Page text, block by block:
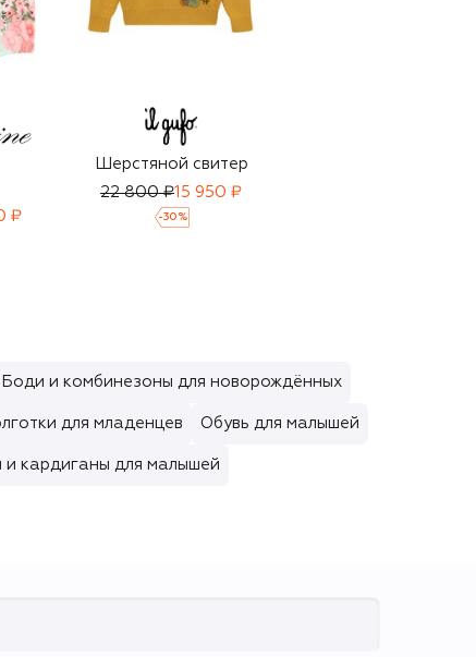
₽
Шерстяной свитер
22 800 ₽15 950 ₽
-30 %
Боди и комбинезоны для новорождённых
для младенцев Обувь для малышей
и кардиганы для малышей